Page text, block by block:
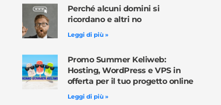
Perché alcuni domini si
ricordano e altri no
Leggi di più »
Promo Summer Keliweb:
Hosting, WordPress e VPS in
offerta per il tuo progetto online
Leggi di più »